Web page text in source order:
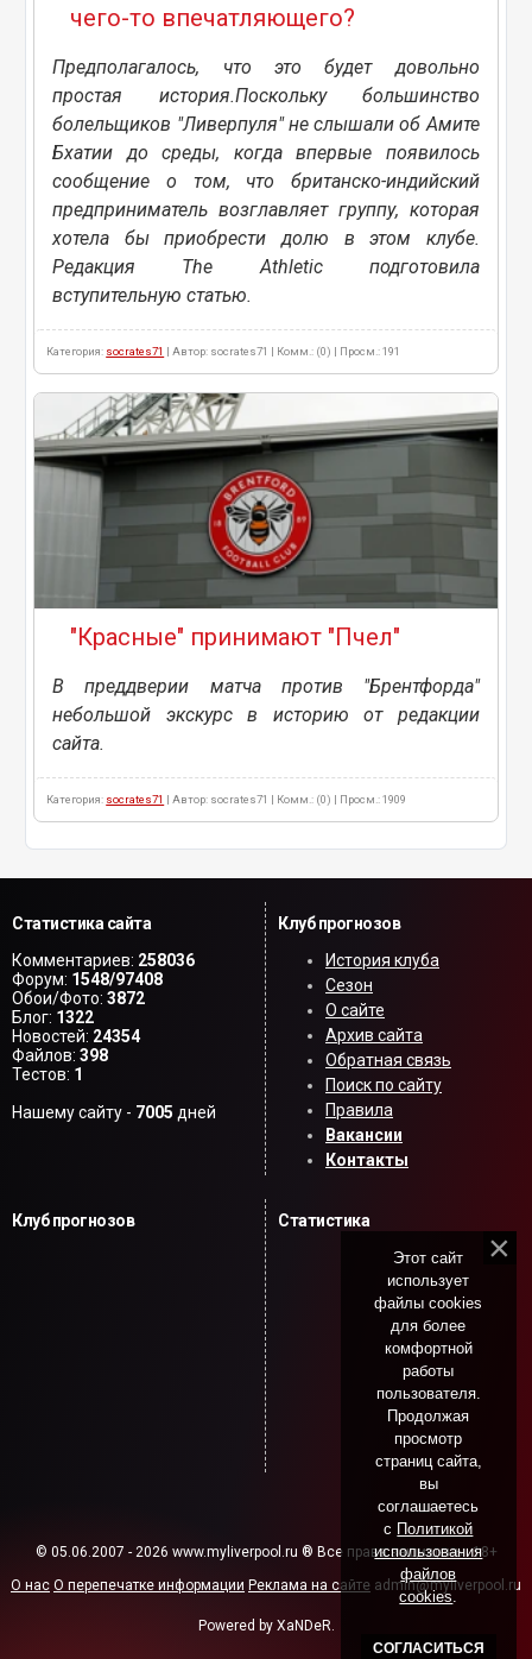
чего-то впечатляющего?
Предполагалось, что это будет довольно
простая история.Поскольку большинство
болельщиков "Ливерпуля" не слышали об Амите
Бхатии до среды, когда впервые появилось
сообщение о том, что британско-индийский
предприниматель возглавляет группу, которая
хотела бы приобрести долю в этом клубе.
Редакция The Athletic подготовила
вступительную статью.
Категория: socrates71 | Автор: socrates71 | Комм.: (0) | Просм.: 191
"Красные" принимают "Пчел"
В преддверии матча против "Брентфорда"
небольшой экскурс в историю от редакции
сайта.
Категория: socrates71 | Автор: socrates71 | Комм.: (0) | Просм.: 1909
Статистика сайта
Комментариев: 258036
Форум: 1548/97408
Обои/Фото: 3872
Блог: 1322
Новостей: 24354
Файлов: 398
Тестов: 1
Нашему сайту - 7005 дней
Клуб прогнозов
История клуба
Сезон
О сайте
Архив сайта
Обратная связь
Поиск по сайту
Правила
Вакансии
Контакты
Клуб прогнозов Статистика
© 05.06.2007 - 2026 www.myliverpool.ru ® Все права защищены. 18+
О нас О перепечатке информации Реклама на сайте admin@myliverpool.ru
Powered by XaNDeR.
Этот сайт
использует
файлы cookies
для более
комфортной
работы
пользователя.
Продолжая
просмотр
страниц сайта,
вы
соглашаетесь
с Политикой
использования
файлов
cookies
СОГЛАСИТЬСЯ